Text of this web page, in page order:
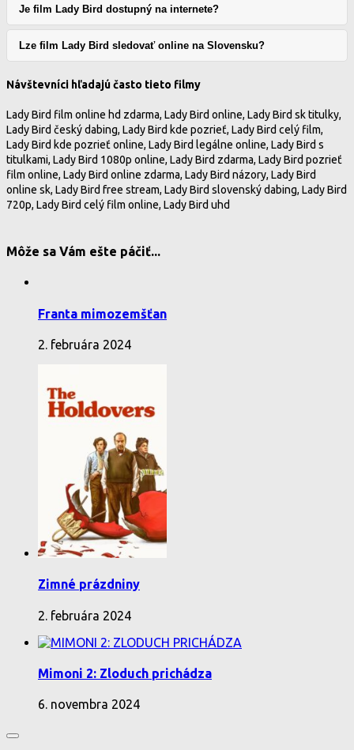
Je film Lady Bird dostupný na internete?
Lze film Lady Bird sledovať online na Slovensku?
Návštevníci hľadajú často tieto filmy
Lady Bird film online hd zdarma, Lady Bird online, Lady Bird sk titulky,
Lady Bird český dabing, Lady Bird kde pozrieť, Lady Bird celý film,
Lady Bird kde pozrieť online, Lady Bird legálne online, Lady Bird s
titulkami, Lady Bird 1080p online, Lady Bird zdarma, Lady Bird pozrieť
film online, Lady Bird online zdarma, Lady Bird názory, Lady Bird
online sk, Lady Bird free stream, Lady Bird slovenský dabing, Lady Bird
720p, Lady Bird celý film online, Lady Bird uhd
Môže sa Vám ešte páčiť...
Franta mimozemšťan
2. februára 2024
Zimné prázdniny
2. februára 2024
Mimoni 2: Zloduch prichádza
6. novembra 2024